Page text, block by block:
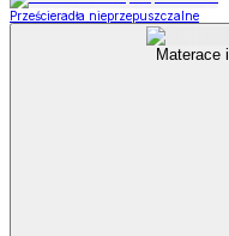
Prześcieradła nieprzepuszczalne
Materace